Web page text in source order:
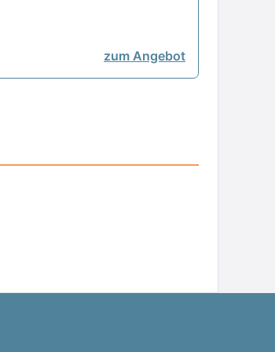
zum Angebot